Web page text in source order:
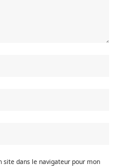
dans le navigateur pour mon